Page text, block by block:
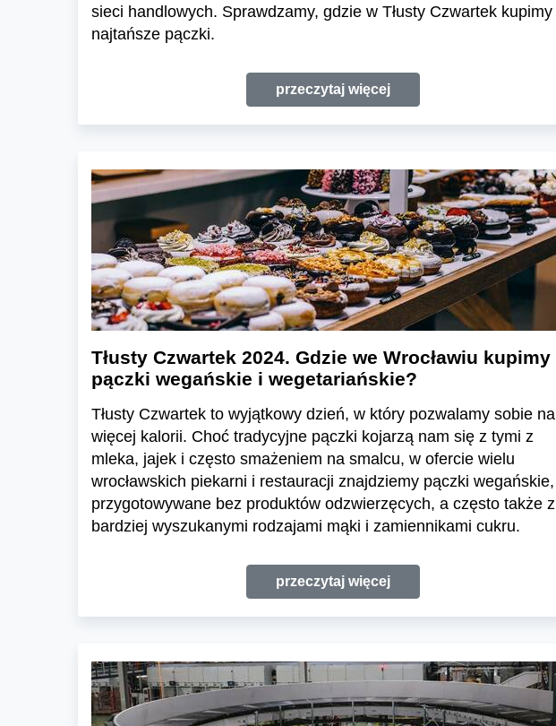
sieci handlowych. Sprawdzamy, gdzie w Tłusty Czwartek kupimy
najtańsze pączki.
przeczytaj więcej
Tłusty Czwartek 2024. Gdzie we Wrocławiu kupimy
pączki wegańskie i wegetariańskie?
Tłusty Czwartek to wyjątkowy dzień, w który pozwalamy sobie na
więcej kalorii. Choć tradycyjne pączki kojarzą nam się z tymi z
mleka, jajek i często smażeniem na smalcu, w ofercie wielu
wrocławskich piekarni i restauracji znajdziemy pączki wegańskie,
przygotowywane bez produktów odzwierzęcych, a często także z
bardziej wyszukanymi rodzajami mąki i zamiennikami cukru.
przeczytaj więcej